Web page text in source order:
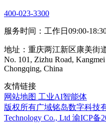
400-023-3300
服务时间：工作日09:00-
地址：重庆两江新区康美街
No. 101, Zizhu Road,
Chongqing, China
友情链接
网站地图 工业AI智能体
版权所有广域铭岛数字科技
Technology Co., Ltd 渝ICP备